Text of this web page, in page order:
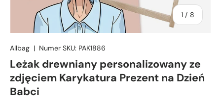
1 / z8
Allbag | Numer SKU: PAK1886
Leżak drewniany personalizowany ze
zdjęciem Karykatura Prezent na Dzień
Babci